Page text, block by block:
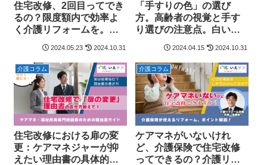
住宅改修、2回目ってでき
るの？限度額内で効率よ
く介護リフォームを。２
イントは？[介護リフォー
ム本舗共同制作]
2024.05.23 2024.10.31
「手すりの色」の選び
方。高齢者の視覚と手す
り選びの注意点。白い壁
護リフォーム本舗共同制
作]
2024.04.15 2024.10.31
介護コラム
住宅改修における扉の変
更：ケアマネジャーが抑
えたい理由書の具体的な
介護コラム
ケアマネがいないけれ
ど、介護保険で住宅改修
ってできるの？介護リフ